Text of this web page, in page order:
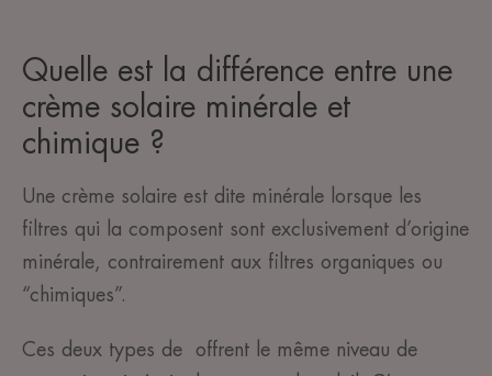
Quelle est la différence entre une
crème solaire minérale et
chimique ?
Une crème solaire est dite minérale lorsque les
filtres qui la composent sont exclusivement d’origine
minérale, contrairement aux filtres organiques ou
“chimiques”.
Ces deux types de offrent le même niveau de